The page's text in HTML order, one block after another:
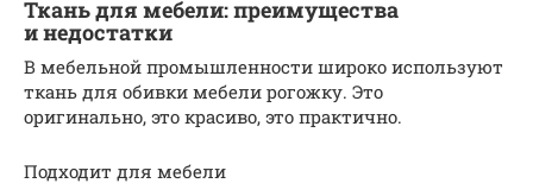
Ткань для мебели: преимущества
и недостатки
В мебельной промышленности широко используют
ткань для обивки мебели рогожку. Это
оригинально, это красиво, это практично.
Подходит для мебели